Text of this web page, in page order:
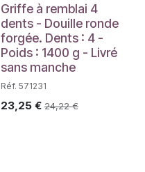
Griffe à remblai 4
dents - Douille ronde
forgée. Dents : 4 -
Poids : 1400 g - Livré
sans manche
Réf. 571231
23,25€ 24,22€